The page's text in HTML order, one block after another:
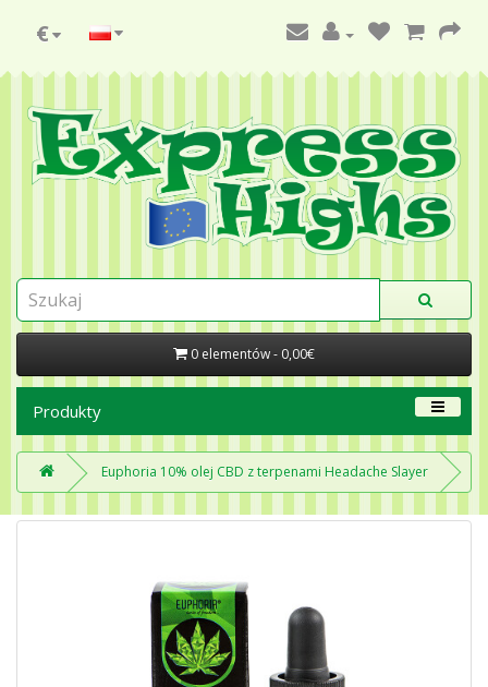
€
0 elementów - 0,00€
Produkty
Euphoria 10% olej CBD z terpenami Headache Slayer